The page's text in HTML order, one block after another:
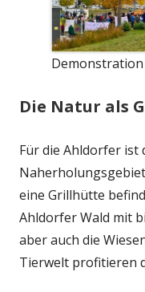
Die Natur als
Für die Ahldorfer ist
eine Grillhütte
Ahldorfer Wald mit
aber auch die
Tierwelt profitieren